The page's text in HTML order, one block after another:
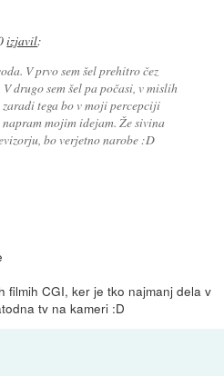
izjavil:
V prvo sem šel prehitro čez
drugo sem šel pa počasi, v mislih
tega bo v moji percepciji
mojim idejam. Že sivina
bo verjetno narobe :D
filmih CGI, ker je tko najmanj dela v
tv na kameri :D